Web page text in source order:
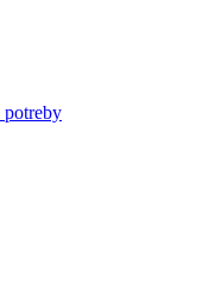
potreby